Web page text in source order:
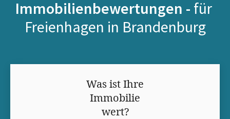
Immobilienbewertungen - für
Freienhagen in Brandenburg
Was ist Ihre
Immobilie
wert?